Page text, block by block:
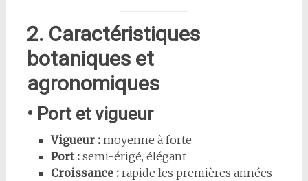
2. Caractéristiques
botaniques et
agronomiques
• Port et vigueur
Vigueur :moyenne à forte
Port :semi-érigé, élégant
Croissance :rapide les premières années